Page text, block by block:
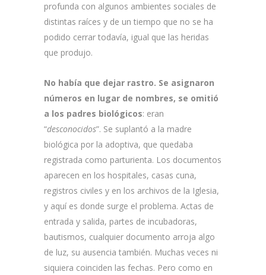
profunda con algunos ambientes sociales de
distintas raíces y de un tiempo que no se ha
podido cerrar todavía, igual que las heridas
que produjo.
No había que dejar rastro. Se asignaron
números en lugar de nombres, se omitió
a los padres biológicos: eran
“desconocidos”. Se suplantó a la madre
biológica por la adoptiva, que quedaba
registrada como parturienta. Los documentos
aparecen en los hospitales, casas cuna,
registros civiles y en los archivos de la Iglesia,
y aquí es donde surge el problema. Actas de
entrada y salida, partes de incubadoras,
bautismos, cualquier documento arroja algo
de luz, su ausencia también. Muchas veces ni
siquiera coinciden las fechas. Pero como en